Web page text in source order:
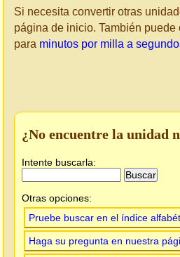
Si necesita convertir otras
página de inicio. También
para minutos por milla a
¿No encuentre la unidad
Intente buscarla:
Otras opciones:
Pruebe buscar en el índice
Haga su pregunta en nuestra